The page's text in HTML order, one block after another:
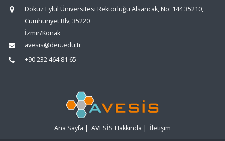
Dokuz Eylül Üniversitesi Rektörlüğü Alsancak, No: 144 35210,
Cumhuriyet Blv, 35220
İzmir/Konak
avesis@deu.edu.tr
+90 232 464 81 65
Ana Sayfa | AVESİS Hakkında | İletişim